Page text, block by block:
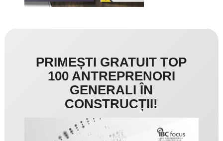
PRIMEȘTI GRATUIT TOP
100 ANTREPRENORI
GENERALI ÎN
CONSTRUCȚII!